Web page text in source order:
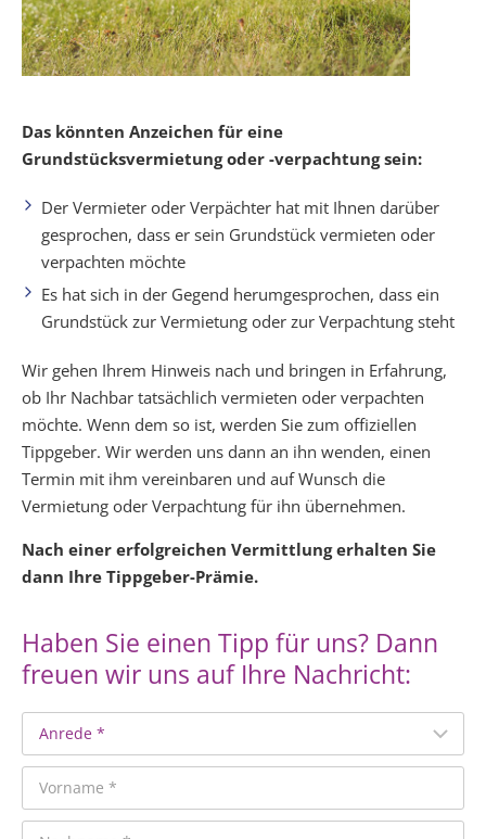
Das könnten Anzeichen für eine
Grundstücksvermietung oder -verpachtungsein:
Der Vermieter oder Verpächter hat mit Ihnen darüber
gesprochen, dass er sein Grundstück vermieten oder
verpachten möchte
Es hat sich in der Gegend herumgesprochen, dass ein
Grundstück zur Vermietung oder zur Verpachtung steht
Wir gehen Ihrem Hinweis nach und bringen in Erfahrung,
ob Ihr Nachbar tatsächlich vermieten oder verpachten
möchte. Wenn dem so ist, werden Sie zum offiziellen
Tippgeber. Wir werden uns dann an ihn wenden, einen
Termin mit ihm vereinbaren und auf Wunsch die
Vermietung oder Verpachtung für ihn übernehmen.
Nach einer erfolgreichen Vermittlung erhalten Sie
dann Ihre Tippgeber-Prämie.
Haben Sie einen Tipp für uns? Dann
freuen wir uns auf Ihre Nachricht: